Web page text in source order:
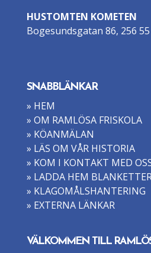
HUSTOMTEN KOMETEN
Bogesundsgatan 86, 256
SNABBLÄNKAR
» HEM
» OM RAMLÖSA FRISKOLA
» KÖANMÄLAN
» LÄS OM VÅR HISTORIA
» KOM I KONTAKT MED
» LADDA HEM
» KLAGOMÅLSHANTERING
» EXTERNA LÄNKAR
VÄLKOMMEN TILL